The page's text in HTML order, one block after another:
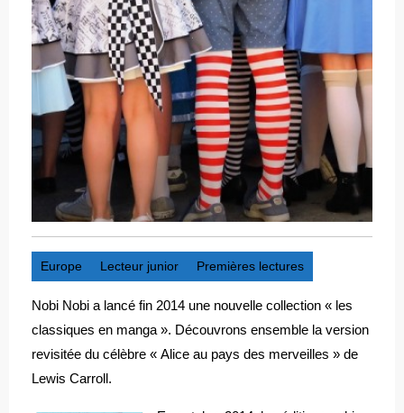
Europe Lecteur junior Premières lectures
Nobi Nobi a lancé fin 2014 une nouvelle collection « les
classiques en manga ». Découvrons ensemble la version
revisitée du célèbre « Alice au pays des merveilles » de
Lewis Carroll.